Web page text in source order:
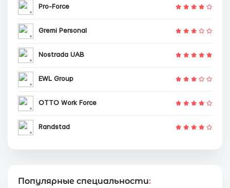
Pro-Force
Gremi Personal
Nostrada UAB
EWL Group
OTTO Work Force
Randstad
Популярные специальности: